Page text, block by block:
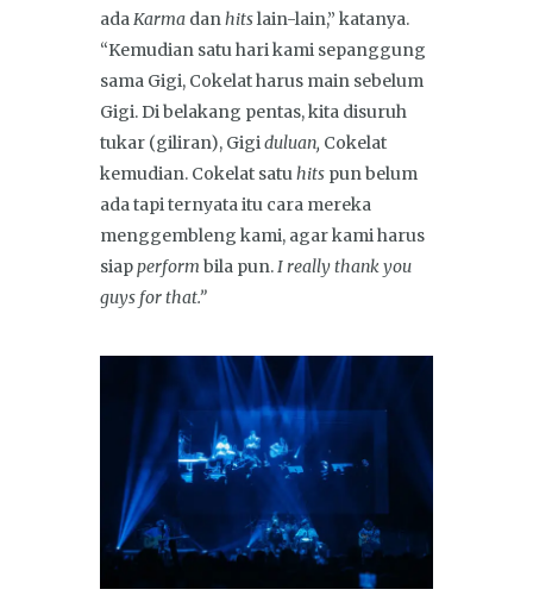
adaKarma danhitslain-lain,” katanya.
“Kemudian satu hari kami sepanggung
sama Gigi, Cokelat harus main sebelum
Gigi. Di belakang pentas, kita disuruh
tukar (giliran), Gigiduluan, Cokelat
kemudian. Cokelat satuhits pun belum
ada tapi ternyata itu cara mereka
menggembleng kami, agar kami harus
siapperform bila pun.I really thank you
guys for that.”